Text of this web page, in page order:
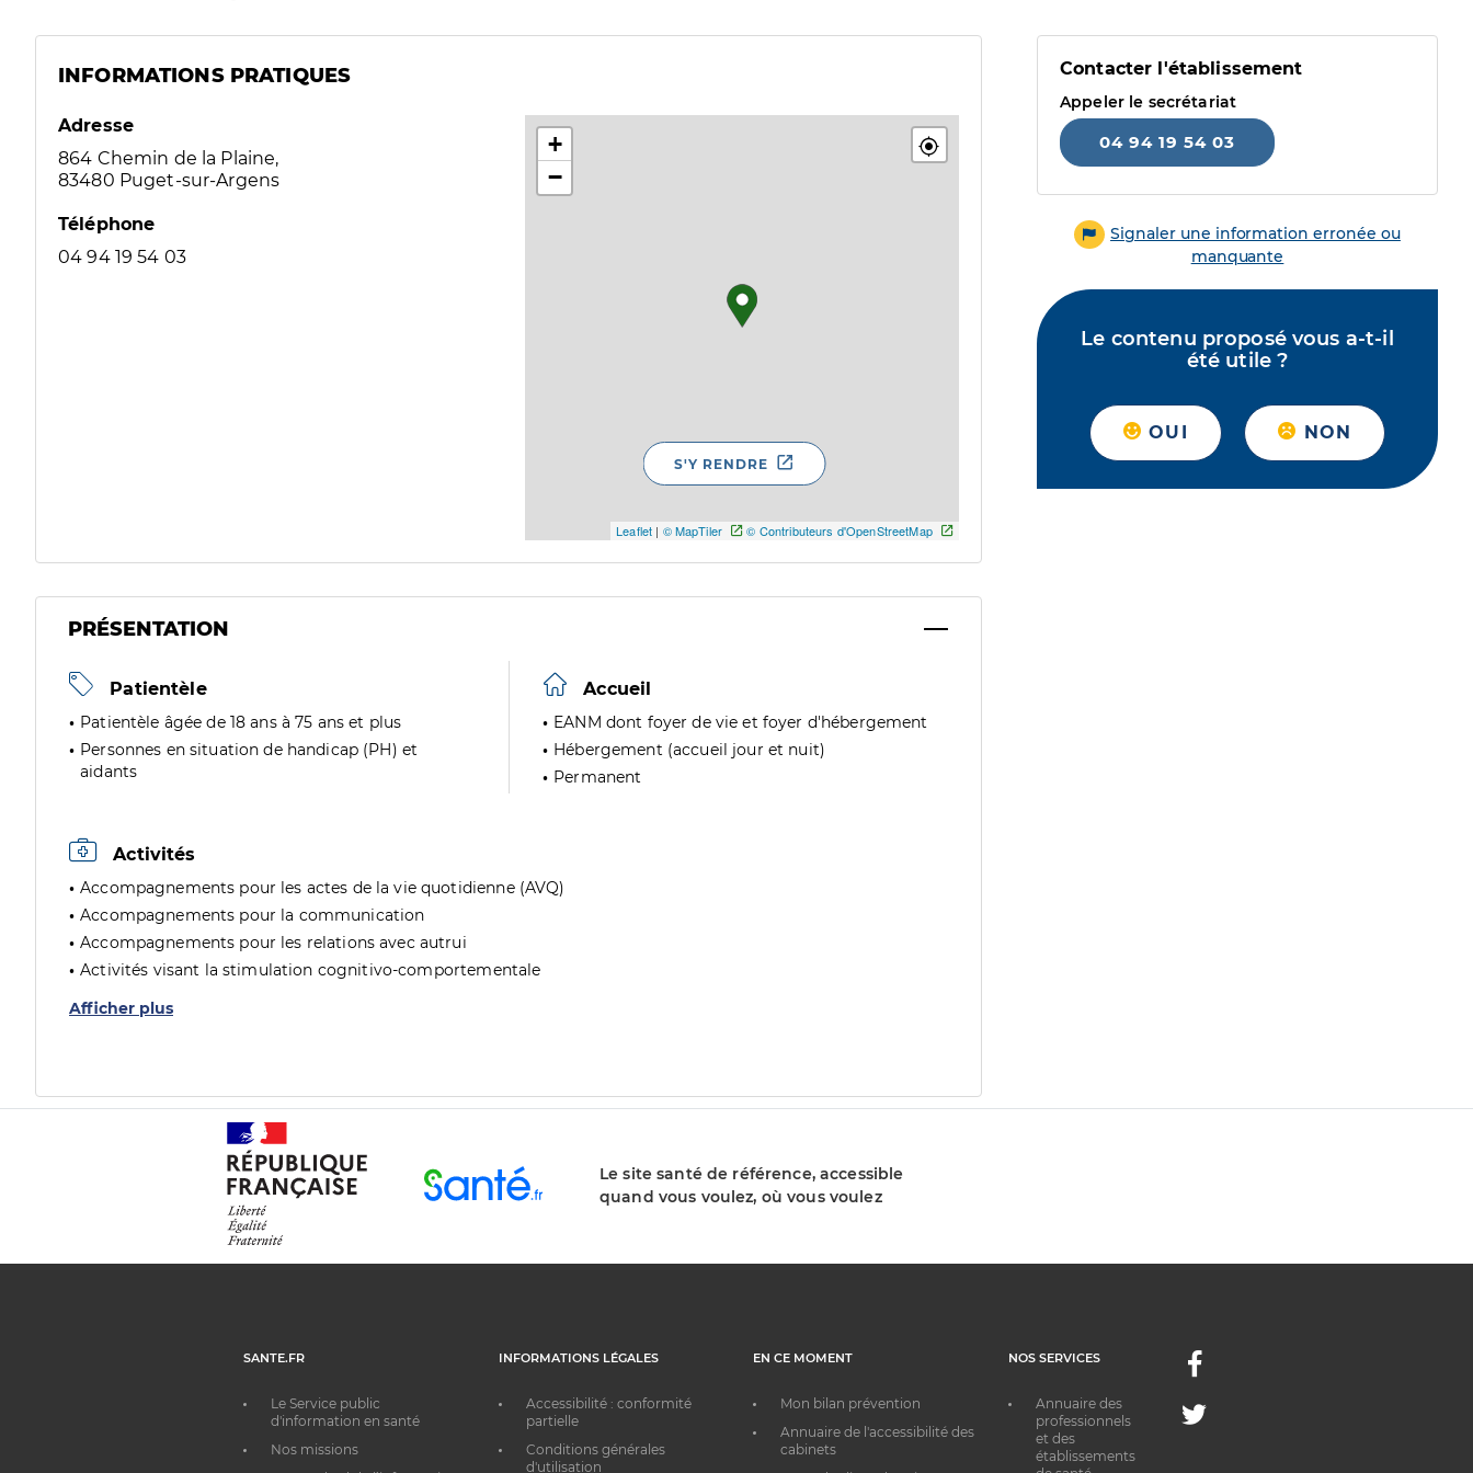
INFORMATIONS PRATIQUES
Adresse
864 Chemin de la Plaine,
83480 Puget-sur-Argens
Téléphone
04 94 19 54 03
+
−
Leaflet | © MapTiler © Contributeurs d'OpenStreetMap
S'Y RENDRE
PRÉSENTATION
Patientèle
Patientèle âgée de 18 ans à 75 ans et plus
Personnes en situation de handicap (PH) et
aidants
Accueil
EANM dont foyer de vie et foyer d'hébergement
Hébergement (accueil jour et nuit)
Permanent
Activités
Accompagnements pour les actes de la vie quotidienne (AVQ)
Accompagnements pour la communication
Accompagnements pour les relations avec autrui
Activités visant la stimulation cognitivo-comportementale
Afficher plus
Contacter l'établissement
Appeler le secrétariat
04 94 19 54 03
Signaler une information erronée ou
manquante
Le contenu proposé vous a-t-il
été utile ?
OUI NON
Le site santé de référence, accessible
quand vous voulez, où vous voulez
SANTE.FR
Le Service public
d'information en santé
Nos missions
INFORMATIONS LÉGALES
Accessibilité : conformité
partielle
Conditions générales
d'utilisation
EN CE MOMENT
Mon bilan prévention
Annuaire de l'accessibilité des
cabinets
NOS SERVICES
Annuaire des
professionnels
et des
établissements
Facebook
Twitter